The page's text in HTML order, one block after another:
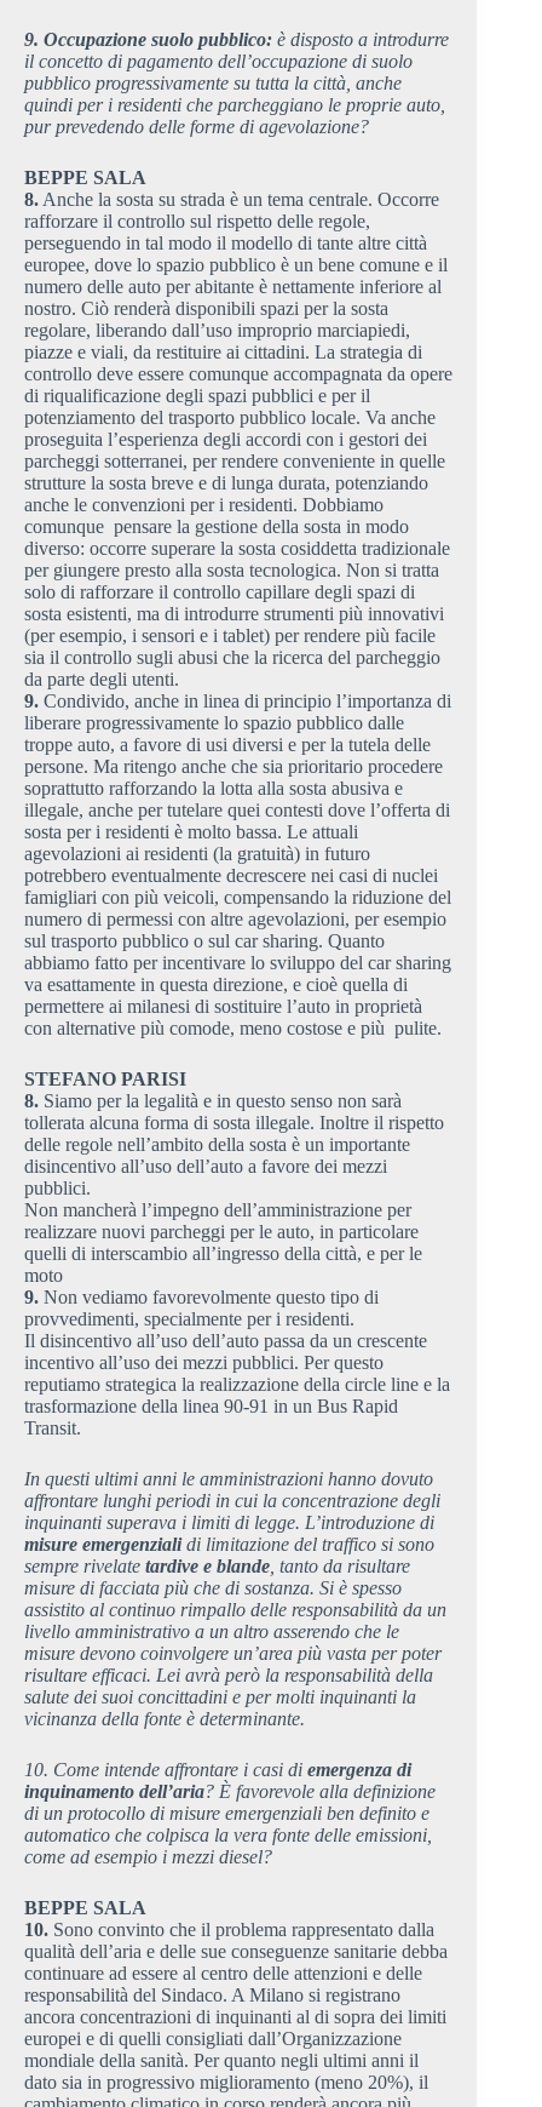
9. Occupazione suolo pubblico: è disposto a introdurre
il concetto di pagamento dell’occupazione di suolo
pubblico progressivamente su tutta la città, anche
quindi per i residenti che parcheggiano le proprie auto,
pur prevedendo delle forme di agevolazione?
BEPPE SALA
8. Anche la sosta su strada è un tema centrale. Occorre
rafforzare il controllo sul rispetto delle regole,
perseguendo in tal modo il modello di tante altre città
europee, dove lo spazio pubblico è un bene comune e il
numero delle auto per abitante è nettamente inferiore al
nostro. Ciò renderà disponibili spazi per la sosta
regolare, liberando dall’uso improprio marciapiedi,
piazze e viali, da restituire ai cittadini. La strategia di
controllo deve essere comunque accompagnata da opere
di riqualificazione degli spazi pubblici e per il
potenziamento del trasporto pubblico locale. Va anche
proseguita l’esperienza degli accordi con i gestori dei
parcheggi sotterranei, per rendere conveniente in quelle
strutture la sosta breve e di lunga durata, potenziando
anche le convenzioni per i residenti. Dobbiamo
comunque pensare la gestione della sosta in modo
diverso: occorre superare la sosta cosiddetta tradizionale
per giungere presto alla sosta tecnologica. Non si tratta
solo di rafforzare il controllo capillare degli spazi di
sosta esistenti, ma di introdurre strumenti più innovativi
(per esempio, i sensori e i tablet) per rendere più facile
sia il controllo sugli abusi che la ricerca del parcheggio
da parte degli utenti.
9. Condivido, anche in linea di principio l’importanza di
liberare progressivamente lo spazio pubblico dalle
troppe auto, a favore di usi diversi e per la tutela delle
persone. Ma ritengo anche che sia prioritario procedere
soprattutto rafforzando la lotta alla sosta abusiva e
illegale, anche per tutelare quei contesti dove l’offerta di
sosta per i residenti è molto bassa. Le attuali
agevolazioni ai residenti (la gratuità) in futuro
potrebbero eventualmente decrescere nei casi di nuclei
famigliari con più veicoli, compensando la riduzione del
numero di permessi con altre agevolazioni, per esempio
sul trasporto pubblico o sul car sharing. Quanto
abbiamo fatto per incentivare lo sviluppo del car sharing
va esattamente in questa direzione, e cioè quella di
permettere ai milanesi di sostituire l’auto in proprietà
con alternative più comode, meno costose e più pulite.
STEFANO PARISI
8. Siamo per la legalità e in questo senso non sarà
tollerata alcuna forma di sosta illegale. Inoltre il rispetto
delle regole nell’ambito della sosta è un importante
disincentivo all’uso dell’auto a favore dei mezzi
pubblici.
Non mancherà l’impegno dell’amministrazione per
realizzare nuovi parcheggi per le auto, in particolare
quelli di interscambio all’ingresso della città, e per le
moto
9. Non vediamo favorevolmente questo tipo di
provvedimenti, specialmente per i residenti.
Il disincentivo all’uso dell’auto passa da un crescente
incentivo all’uso dei mezzi pubblici. Per questo
reputiamo strategica la realizzazione della circle line e la
trasformazione della linea 90-91 in un Bus Rapid
Transit.
In questi ultimi anni le amministrazioni hanno dovuto
affrontare lunghi periodi in cui la concentrazione degli
inquinanti superava i limiti di legge. L’introduzione di
misure emergenzialidi limitazione del traffico si sono
sempre rivelate tardive e blande , tanto da risultare
misure di facciata più che di sostanza. Si è spesso
assistito al continuo rimpallo delle responsabilità da un
livello amministrativo a un altro asserendo che le
misure devono coinvolgere un’area più vasta per poter
risultare efficaci. Lei avrà però la responsabilità della
salute dei suoi concittadini e per molti inquinanti la
vicinanza della fonte è determinante.
10. Come intende affrontare i casi di emergenza di
inquinamento dell’aria? È favorevole alla definizione
di un protocollo di misure emergenziali ben definito e
automatico che colpisca la vera fonte delle emissioni,
come ad esempio i mezzi diesel?
BEPPE SALA
10. Sono convinto che il problema rappresentato dalla
qualità dell’aria e delle sue conseguenze sanitarie debba
continuare ad essere al centro delle attenzioni e delle
responsabilità del Sindaco. A Milano si registrano
ancora concentrazioni di inquinanti al di sopra dei limiti
europei e di quelli consigliati dall’Organizzazione
mondiale della sanità. Per quanto negli ultimi anni il
dato sia in progressivo miglioramento (meno 20%), il